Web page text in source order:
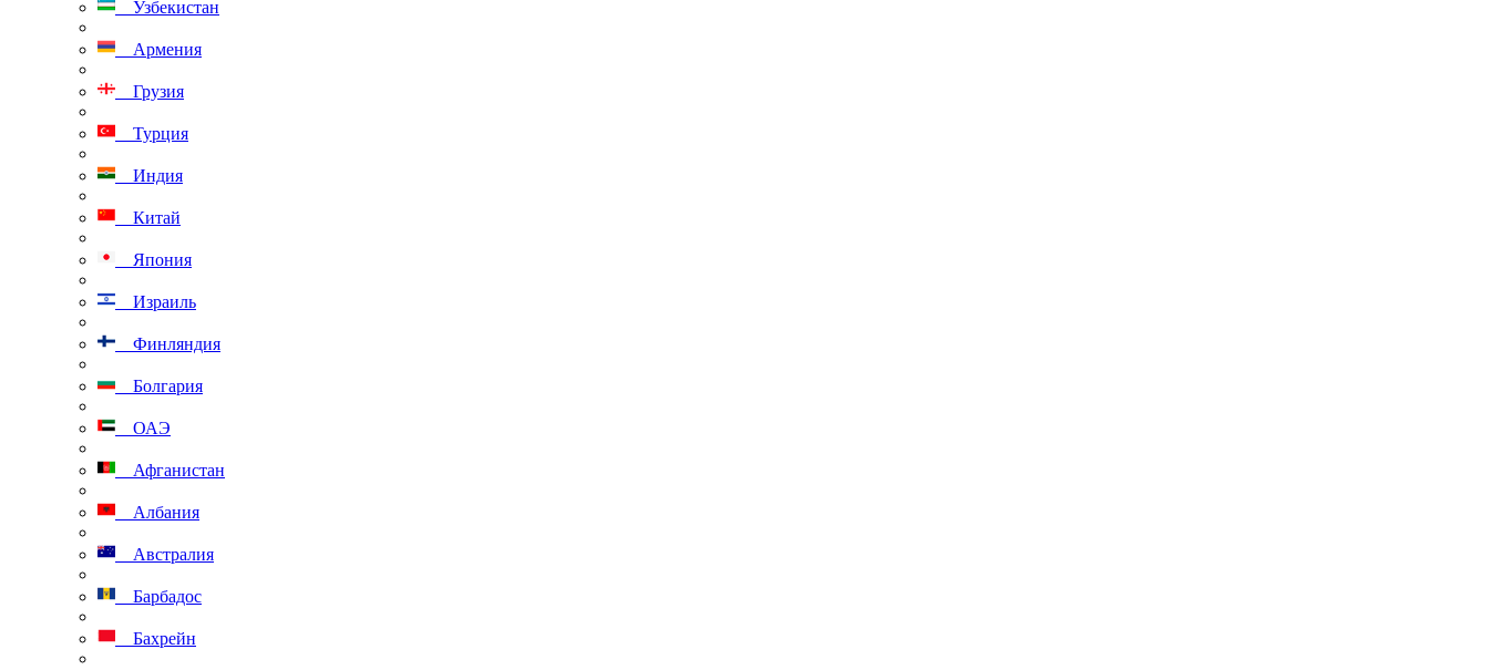
Узбекистан
Армения
Грузия
Турция
Индия
Китай
Япония
Израиль
Финляндия
Болгария
ОАЭ
Афганистан
Албания
Австралия
Барбадос
Бахрейн